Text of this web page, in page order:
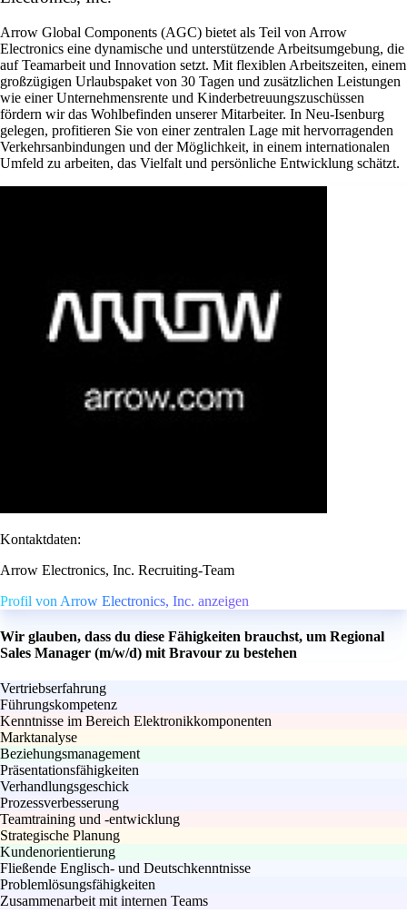
Arrow Global Components (AGC) bietet als Teil von Arrow
Electronics eine dynamische und unterstützende Arbeitsumgebung, die
auf Teamarbeit und Innovation setzt. Mit flexiblen Arbeitszeiten, einem
großzügigen Urlaubspaket von 30 Tagen und zusätzlichen Leistungen
wie einer Unternehmensrente und Kinderbetreuungszuschüssen
fördern wir das Wohlbefinden unserer Mitarbeiter. In Neu-Isenburg
gelegen, profitieren Sie von einer zentralen Lage mit hervorragenden
Verkehrsanbindungen und der Möglichkeit, in einem internationalen
Umfeld zu arbeiten, das Vielfalt und persönliche Entwicklung schätzt.
Kontaktdaten:
Arrow Electronics, Inc. Recruiting-Team
Profil von Arrow Electronics, Inc. anzeigen
Wir glauben, dass du diese Fähigkeiten brauchst, um Regional
Sales Manager (m/w/d) mit Bravour zu bestehen
Vertriebserfahrung
Führungskompetenz
Kenntnisse im Bereich Elektronikkomponenten
Marktanalyse
Beziehungsmanagement
Präsentationsfähigkeiten
Verhandlungsgeschick
Prozessverbesserung
Teamtraining und -entwicklung
Strategische Planung
Kundenorientierung
Fließende Englisch- und Deutschkenntnisse
Problemlösungsfähigkeiten
Zusammenarbeit mit internen Teams